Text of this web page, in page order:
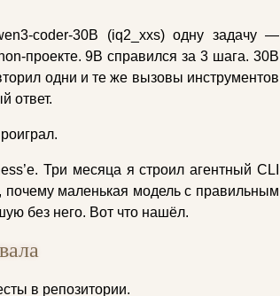
coder-30B (iq2_xxs) одну задачу —
проекте. 9B справился за 3 шага. 30B
одни и те же вызовы инструментов
ответ.
Три месяца я строил агентный CLI
почему маленькая модель с правильным
без него. Вот что нашёл.
в репозитории.